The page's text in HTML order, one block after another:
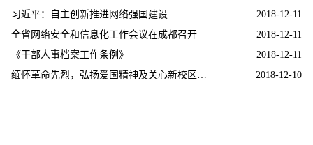
2018-12-11
习近平：自主创新推进网络强国建设
2018-12-11
全省网络安全和信息化工作会议在成都召开
2018-12-11
《干部人事档案工作条例》
2018-12-10
缅怀革命先烈，弘扬爱国精神及关心新校区建设